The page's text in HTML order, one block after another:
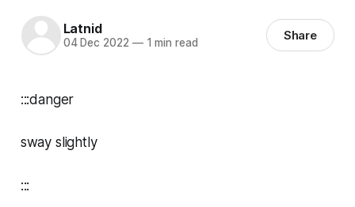
Latnid
04 Dec 2022 —1 min read Share
:::danger
sway slightly
:::